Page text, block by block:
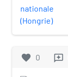
favorite 0 reviews